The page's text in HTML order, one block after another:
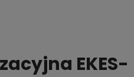
EKES-